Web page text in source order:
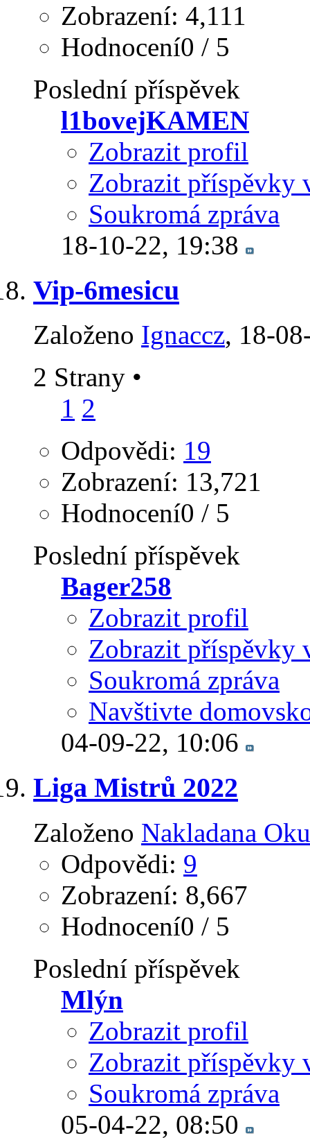
Zobrazení: 4,111
Hodnocení0 / 5
Poslední příspěvek
l1bovejKAMEN
Zobrazit profil
Zobrazit příspěvky
Soukromá zpráva
18-10-22, 19:38
Vip-6mesicu
Založeno Ignaccz‎, 18-
2 Strany •
1 2
Odpovědi: 19
Zobrazení: 13,721
Hodnocení0 / 5
Poslední příspěvek
Bager258
Zobrazit profil
Zobrazit příspěvky
Soukromá zpráva
Navštivte
04-09-22, 10:06
Liga Mistrů 2022
Založeno Nakladana
Odpovědi: 9
Zobrazení: 8,667
Hodnocení0 / 5
Poslední příspěvek
Mlýn
Zobrazit profil
Zobrazit příspěvky
Soukromá zpráva
05-04-22, 08:50